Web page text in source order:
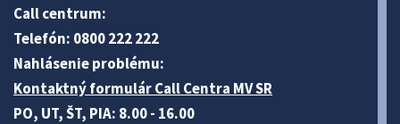
Call centrum:
Telefón: 0800 222 222
Nahlásenie problému:
Kontaktný formulár Call Centra MV SR
PO, UT, ŠT, PIA: 8.00 - 16.00